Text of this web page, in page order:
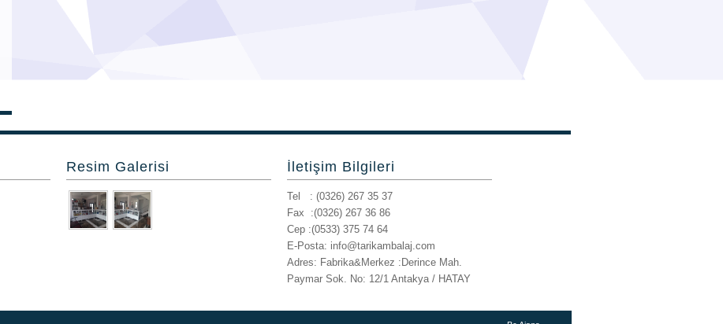
Resim Galerisi İletişim Bilgileri
Tel : (0326) 267 35 37
Fax :(0326) 267 36 86
Cep :(0533) 375 74 64
E-Posta: info@tarikambalaj.com
Adres: Fabrika&Merkez :Derince Mah.
Paymar Sok. No: 12/1 Antakya / HATAY